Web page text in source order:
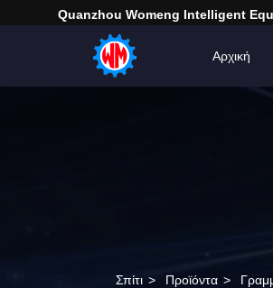
Quanzhou Womeng Intelligent
Αρχική
Σπίτι > Προϊόντα >